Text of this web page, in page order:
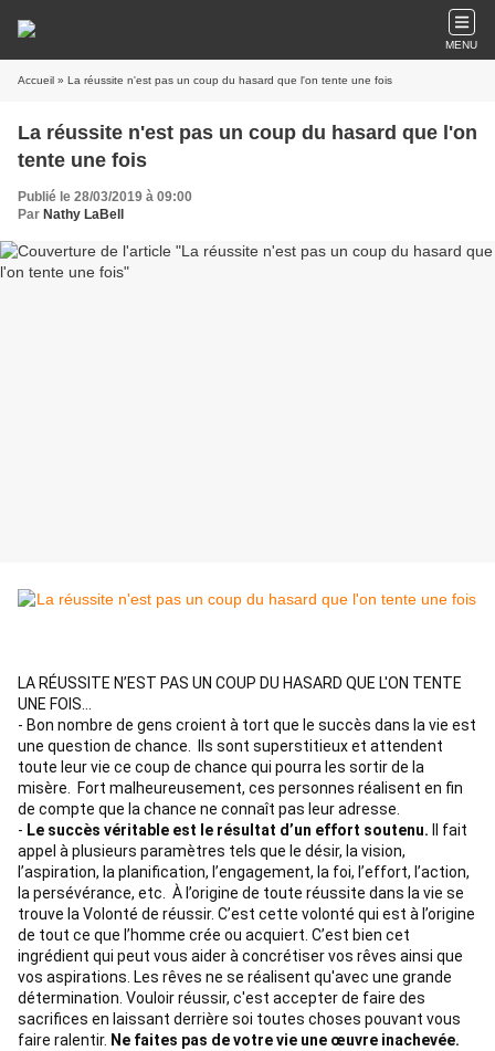
MENU
Accueil » La réussite n'est pas un coup du hasard que l'on tente une fois
La réussite n'est pas un coup du hasard que l'on
tente une fois
Publié le 28/03/2019 à 09:00
Par Nathy LaBell
LA RÉUSSITE N’EST PAS UN COUP DU HASARD QUE L'ON TENTE
UNE FOIS...
- Bon nombre de gens croient à tort que le succès dans la vie est
une question de chance.
Ils sont superstitieux et attendent
toute leur vie ce coup de chance qui pourra les sortir de la
misère.
Fort malheureusement, ces personnes réalisent en fin
de compte que la chance ne connaît pas leur adresse.
- Le succès véritable est le résultat d’un effort soutenu.
Il fait
appel à plusieurs paramètres tels que le désir, la vision,
l’aspiration, la planification, l’engagement, la foi, l’effort, l’action,
la persévérance, etc.
À l’origine de toute réussite dans la vie se
trouve la Volonté de réussir. C’est cette volonté qui est à l’origine
de tout ce que l’homme crée ou acquiert. C’est bien cet
ingrédient qui peut vous aider à concrétiser vos rêves ainsi que
vos aspirations. Les rêves ne se réalisent qu'avec une grande
détermination. Vouloir réussir, c'est accepter de faire des
sacrifices en laissant derrière soi toutes choses pouvant vous
faire ralentir. Ne faites pas de votre vie une œuvre inachevée.